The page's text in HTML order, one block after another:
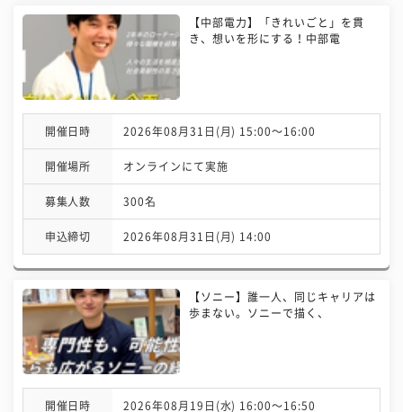
【中部電力】「きれいごと」を貫
き、想いを形にする！中部電
開催日時 2026年08月31日(月) 15:00〜16:00
開催場所 オンラインにて実施
募集人数 300名
申込締切 2026年08月31日(月) 14:00
【ソニー】誰一人、同じキャリアは
歩まない。ソニーで描く、
開催日時 2026年08月19日(水) 16:00〜16:50